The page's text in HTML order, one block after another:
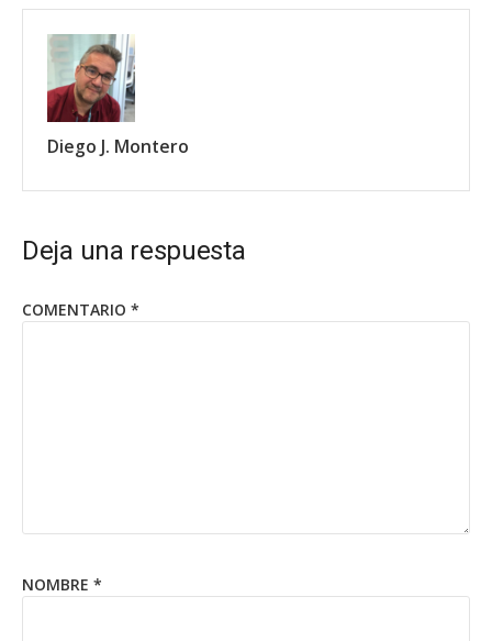
Diego J. Montero
Deja una respuesta
COMENTARIO *
NOMBRE *